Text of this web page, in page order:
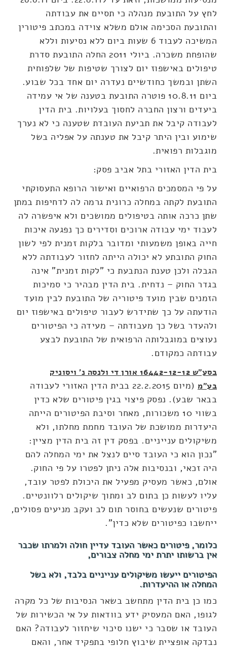
לחץ על התובעת מנהלה כי תסיים את עבודתה
והתובעת הסכימה אולם משלא צוידה במכתב פיטורין
המשיכה לעבוד 6 שעות ביום ללא נסיעות וללא
שהופחת משכרה. ביולי 2011 החלה התובעת סדרת
טיפולים באישפוז יום לצורך שטיפות של שלפוחית
השתן ובמשך כחודשיים נעדרה יום אחד בכל שבוע.
ביום 10.8.11 פוטרה התובעת בטענה של אי עמידה
ביעדים ורצון החברה לחסוך בעלויות. בית הדין
לעבודה קיבל את תביעת העובדת שטענה כי לא נערך
שימוע ובין היתר קיבל את טענתה על אפליה בשל
מוגבלות רפואית.
בית הדין האזורי בתל אביב פסק:
על פי המסמכים הרפואיים ואישור הרופא התעסוקתי
התובעת לקתה במחלה כרונית גרמה לה לדחיפות במתן
שתן כרכה אותה בטיפולים ממושכים ולא איפשרה לה
לעבוד ימי עבודה ארוכים וסדירים כך נפגעה איכות
חייה באופן משמעותי ומדובר בלקות זמנית לפי לשון
החוק התובתע לא יכולה הייתה לחזור לעבודתה ללא
הגבלה ולכן טענת הנתבעת כי "לקות זמנית" אינה
בגדר החוק – נדחית. בית הדין מבהיר כי סמיכות
הזמנים שבין מועד פיטוריה של התובעת לבין מועד
הודעתה על כך שתידרש לעבור טיפולים באישפוז יום
ולהעדר בשל כך מעבודתה – מעידה כי הפיטורים
נעוצים במוגבלותה הרפואית של התובעת לבצע
עבודתה כמקודם.
בסע"ש 16442-12-12 אורן די ולנסה נ' ויסוניק
בע"מ
(מיום 22.2.2015 בבית הדין האזורי לעבודה
בבאר שבע). נפסק פיצוי בגין פיטורים שלא כדין
בשווי 10 משכורות, מאחר וסיבת הפיטורים הייתה
היעדרות ממושכת של העובד מחמת מחלתו, ולא
משיקולים ענייניים. בפסק דין זה בית הדין מציין:
"נכון הוא כי העובד סיים לנצל את ימי המחלה להם
היה זכאי, ובנסיבות אלה ניתן לפטרו על פי החוק.
אולם, כאשר מעסיק מפעיל את היכולת לפטר עובד,
עליו לעשות כן בתום לב ומתוך שיקולים רלוונטיים.
פיטורים שנעשים בחוסר תום לב ועקב מניעים פסולים,
ייחשבו כפיטורים שלא כדין".
כלומר, פיטורים כאשר העובד עדיין חולה ולמרתו שכבר
אין ברשותו יתרת ימי מחלה צבורים,
הפיטורים ייעשו משיקולים ענייניים בלבד, ולא בשל
המחלה או ההיעדרות.
כמו כן בית הדין מתחשב בשאר הנסיבות של כל מקרה
לגופו, האם המעסיק ידע בוודאות על אי הכשירות של
העובד או שסבר כי ישנו סיכוי שיחזור לעבודה? האם
נבדקה אופציית שיבוץ חלופי בתפקיד אחר, והאם